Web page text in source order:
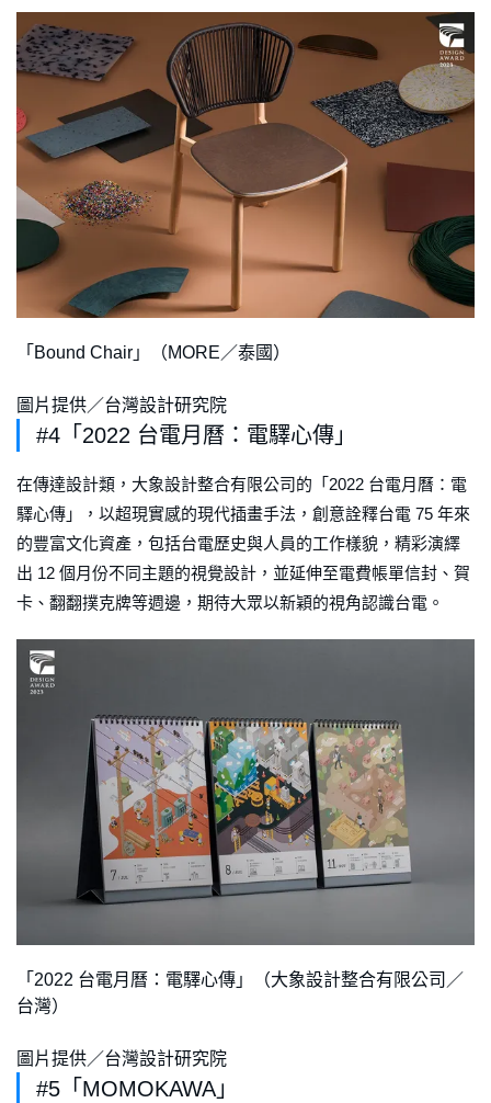
「Bound Chair」（MORE／泰國）
圖片提供／台灣設計研究院
#4「2022 台電月曆：電驛心傳」
在傳達設計類，大象設計整合有限公司的「2022 台電月曆：電
驛心傳」，以超現實感的現代插畫手法，創意詮釋台電 75 年來
的豐富文化資產，包括台電歷史與人員的工作樣貌，精彩演繹
出 12 個月份不同主題的視覺設計，並延伸至電費帳單信封、賀
卡、翻翻撲克牌等週邊，期待大眾以新穎的視角認識台電。
「2022 台電月曆：電驛心傳」（大象設計整合有限公司／
台灣）
圖片提供／台灣設計研究院
#5「MOMOKAWA」